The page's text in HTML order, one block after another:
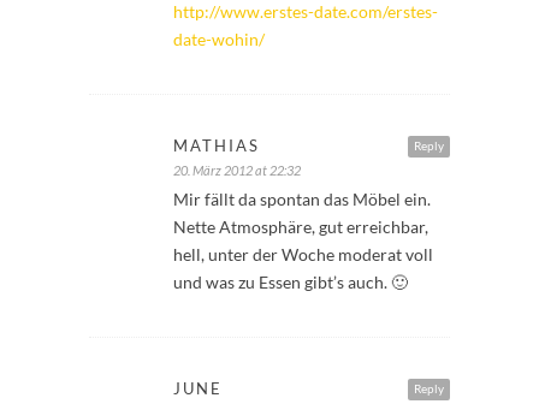
http://www.erstes-date.com/erstes-
date-wohin/
Reply
MATHIAS
20. März 2012 at 22:32
Mir fällt da spontan das Möbel ein.
Nette Atmosphäre, gut erreichbar,
hell, unter der Woche moderat voll
und was zu Essen gibt’s auch. 🙂
Reply
JUNE